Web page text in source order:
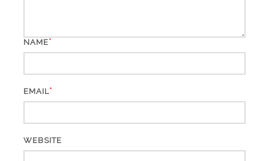
NAME*
EMAIL*
WEBSITE